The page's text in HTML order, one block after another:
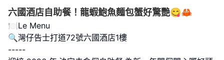
六國酒店自助餐！龍蝦鮑魚麵包蟹好驚艷😋🦀
🍽️Le Menu
🔍灣仔告士打道72號六國酒店1樓
-----